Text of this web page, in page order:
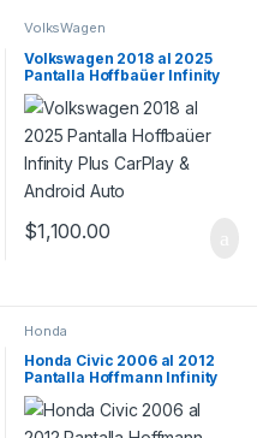
VolksWagen
Volkswagen 2018 al 2025
Pantalla Hoffbaüer Infinity
Plus CarPlay & Android Auto
$1,100.00
Honda
Honda Civic 2006 al 2012
Pantalla Hoffmann Infinity
Gold Carplay & Android Auto